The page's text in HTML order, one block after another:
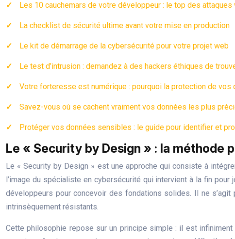
Les 10 cauchemars de votre développeur : le top des
La checklist de sécurité ultime avant votre mise en production
Le kit de démarrage de la cybersécurité pour votre projet web
Le test d’intrusion : demandez à des hackers éthiques de
Votre forteresse est numérique : pourquoi la protection de
Savez-vous où se cachent vraiment vos données les plus
Protéger vos données sensibles : le guide pour identifier et
Le « Security by Design » : la
Le « Security by Design » est une approche qui consiste à
l’image du spécialiste en cybersécurité qui intervient à la fin
développeurs pour concevoir des fondations solides. Il ne
intrinsèquement résistants.
Cette philosophie repose sur un principe simple : il est